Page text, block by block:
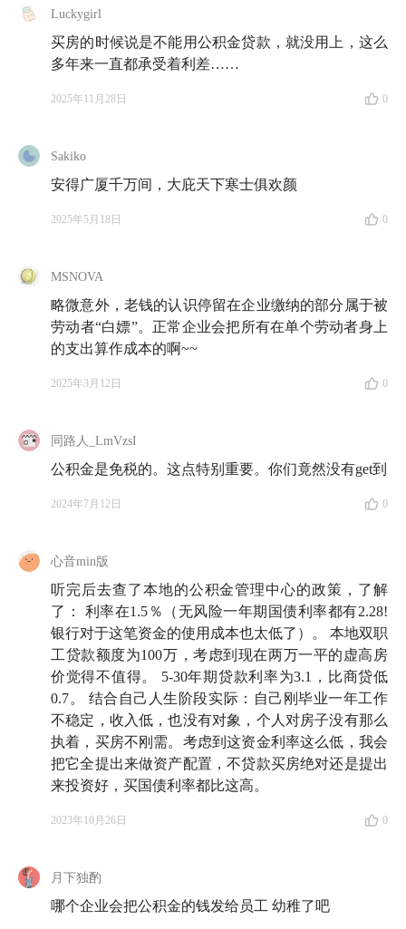
来，你将收听到的是「五险一金」的第二期，和以往的
专家访谈不同的是，今天是由雨白、一知羊和我们的老
朋友老钱组成的公积金学习小组向大家作汇报。
这一期节目我们所聚焦的是「五险一金」中最特别、最
因为它和我们普通人人生中最大的一笔消费，也就是买
房，是息息相关的；而说它特别，是因为我们对它的困
不该提取、按最低额缴纳公积金的公司是不是就是坏公
个制度。
于是，我们想借这一期节目帮大家以更综合的视角看待
「公积金」。不管你处于怎样的生活状态，还没步入社
学到不少！
了解「长钱账户
金投顾产品。💰
🗺️ 收听指南
01:01 公积金主题节目过于难产！我们干脆成立了学习
小组一起攻克
02:06 我们学完之后对于公积金的很多认识都被颠覆
了，比如，我们一致认为公积金制度有许多值得商榷的
08:05
（Central Provision Fund） ——是什么样的？
Luckygirl
买房的时候说是不能用公积金贷款，就没用上，这么
多年来一直都承受着利差……
2025年11月28日 0
Sakiko
安得广厦千万间，大庇天下寒士俱欢颜
2025年5月18日 0
MSNOVA
略微意外，老钱的认识停留在企业缴纳的部分属于被
劳动者“白嫖”。正常企业会把所有在单个劳动者身上
的支出算作成本的啊~~
2025年3月12日 0
同路人_LmVzsI
公积金是免税的。这点特别重要。你们竟然没有get到
2024年7月12日 0
心音min版
听完后去查了本地的公积金管理中心的政策，了解
了： 利率在1.5％（无风险一年期国债利率都有2.28!
银行对于这笔资金的使用成本也太低了）。 本地双职
工贷款额度为100万，考虑到现在两万一平的虚高房
价觉得不值得。 5-30年期贷款利率为3.1，比商贷低
0.7。 结合自己人生阶段实际：自己刚毕业一年工作
不稳定，收入低，也没有对象，个人对房子没有那么
执着，买房不刚需。考虑到这资金利率这么低，我会
把它全提出来做资产配置，不贷款买房绝对还是提出
来投资好，买国债利率都比这高。
2023年10月26日 0
月下独酌
哪个企业会把公积金的钱发给员工 幼稚了吧